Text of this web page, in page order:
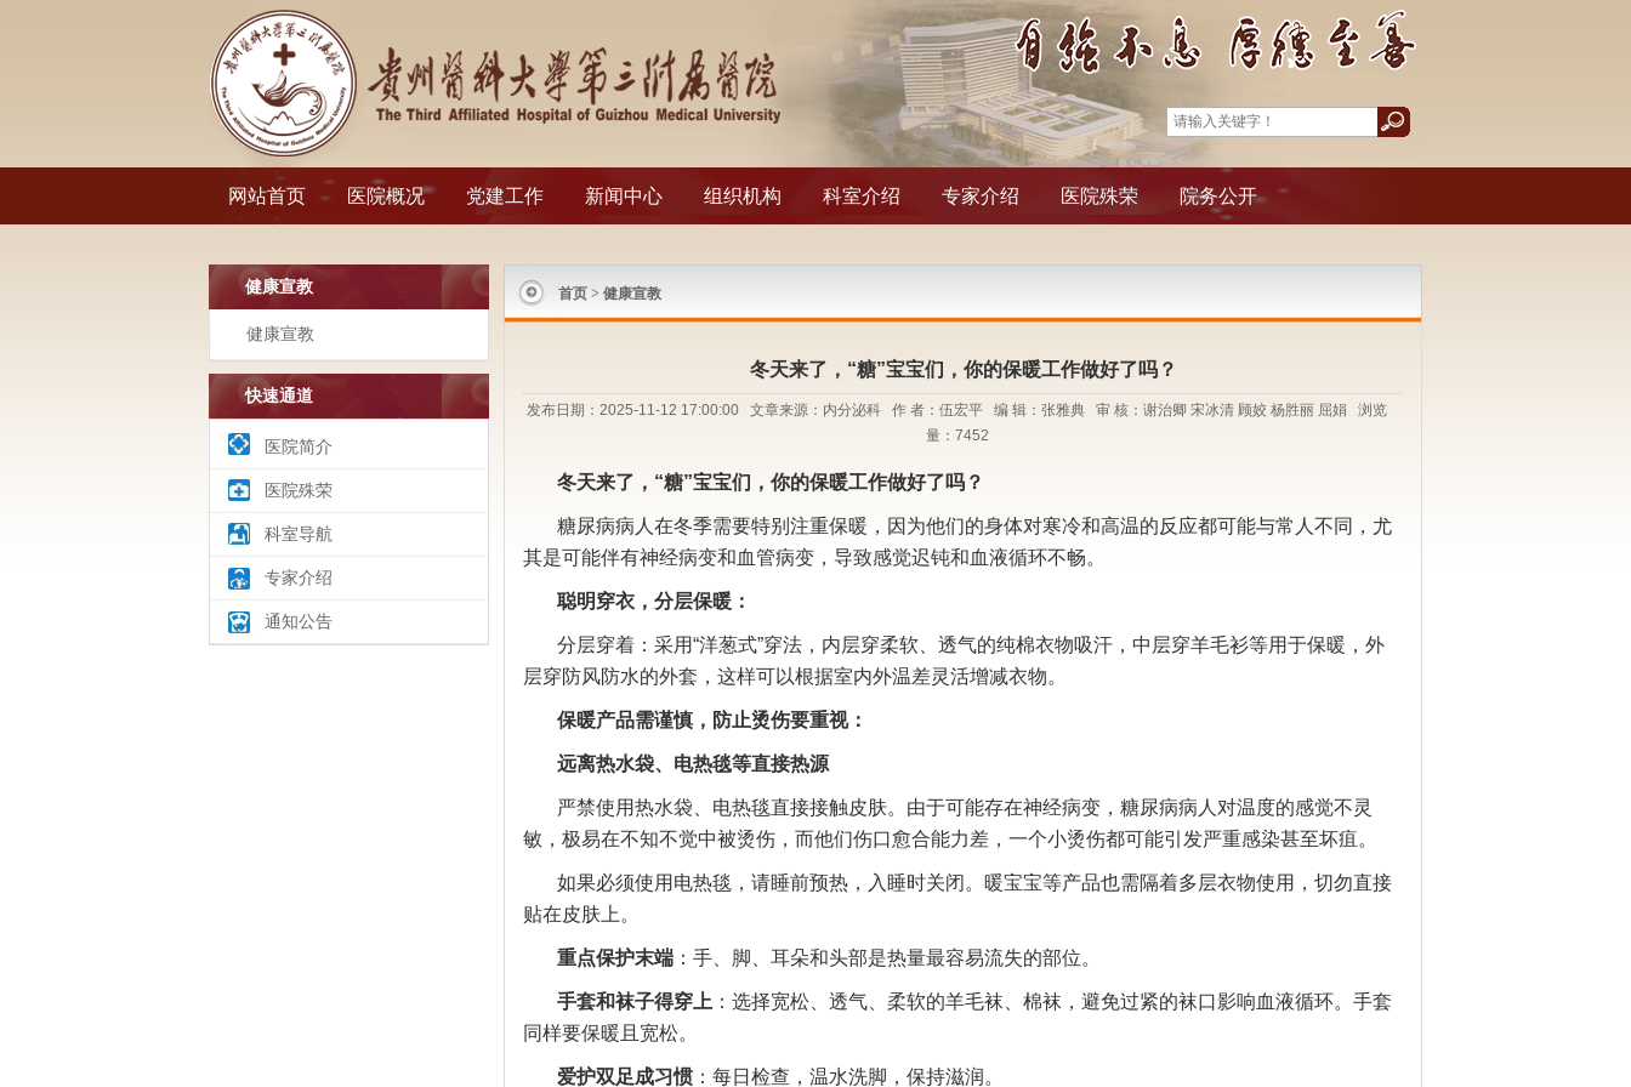
网站首页 医院概况 党建工作 新闻中心 组织机构 科室介绍 专家介绍 医院殊荣 院务公开
健康宣教
健康宣教
快速通道
医院简介
医院殊荣
科室导航
专家介绍
通知公告
首页 > 健康宣教
冬天来了，“糖”宝宝们，你的保暖工作做好了吗？
发布日期：2025-11-12 17:00:00 文章来源：内分泌科 作 者：伍宏平 编 辑：张雅典 审 核：谢治卿 宋冰清 顾姣 杨胜丽 屈娟 浏览
量： 7452
冬天来了， “糖”宝宝们，你的保暖工作做好了吗？
糖尿病病人在冬季需要特别注重保暖，因为他们的身体对寒冷和高温的反应都可能与常人不同，尤
其是可能伴有神经病变和血管病变，导致感觉迟钝和血液循环不畅。
聪明穿衣，分层保暖：
分层穿着：采用“洋葱式”穿法 ，内层穿柔软、透气的纯棉衣物吸汗，中层穿羊毛衫等用于保暖，外
层穿防风防水的外套，这样可以根据室内外温差灵活增减衣物。
保暖产品需谨慎，防止烫伤要重视：
远离热水袋、电热毯等直接热源
严禁使用热水袋、电热毯直接接触皮肤。由于可能存在神经病变，糖尿病病人对温度的感觉不灵
敏，极易在不知不觉中被烫伤，而他们伤口愈合能力差，一个小烫伤都可能引发严重感染甚至坏疽。
如果必须使用电热毯，请睡前预热，入睡时关闭。暖宝宝等产品也需隔着多层衣物使用，切勿直接
贴在皮肤上。
重点保护末端 ：手、脚、耳朵和头部是热量最容易流失的部位。
手套和袜子得穿上 ：选择宽松、透气、柔软的羊毛袜、棉袜，避免过紧的袜口影响血液循环。手套
同样要保暖且宽松。
爱护双足成习惯 ：每日检查，温水洗脚，保持滋润。